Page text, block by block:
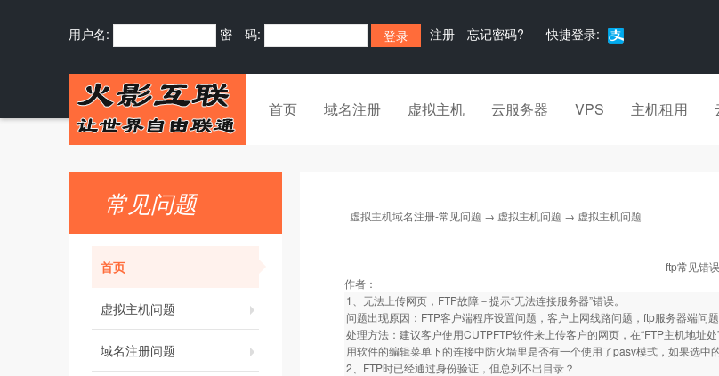
用户名: 密 码: 注册 忘记密码? 快捷登录:
首页 域名注册 虚拟主机 云服务器 VPS 主机租用
常见问题
首页
虚拟主机问题
域名注册问题
虚拟主机域名注册-常见问题 → 虚拟主机问题 → 虚拟主机问题
ftp常见错
作者：
1、无法上传网页，FTP故障－提示“无法连接服务器”错误。
问题出现原因：FTP客户端程序设置问题，客户上网线路问题，ftp服务器端问题
处理方法：建议客户使用CUTPFTP软件来上传客户的网页，在“FTP主机地址
用软件的编辑菜单下的连接中防火墙里是否有一个使用了pasv模式，如果选中
2、FTP时已经通过身份验证，但总列不出目录？